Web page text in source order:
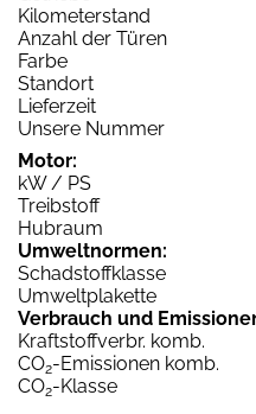
Kilometerstand
Anzahl der Türen
Farbe
Standort
Lieferzeit
Unsere Nummer
Motor:
kW / PS
Treibstoff
Hubraum
Umweltnormen:
Schadstoffklasse
Umweltplakette
Verbrauch und
Kraftstoffverbr. komb.
CO2-Emissionen komb.
CO2-Klasse